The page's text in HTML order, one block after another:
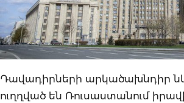
Դավադիրների արկածախնդիր
ուղղված են Ռուսաստանում